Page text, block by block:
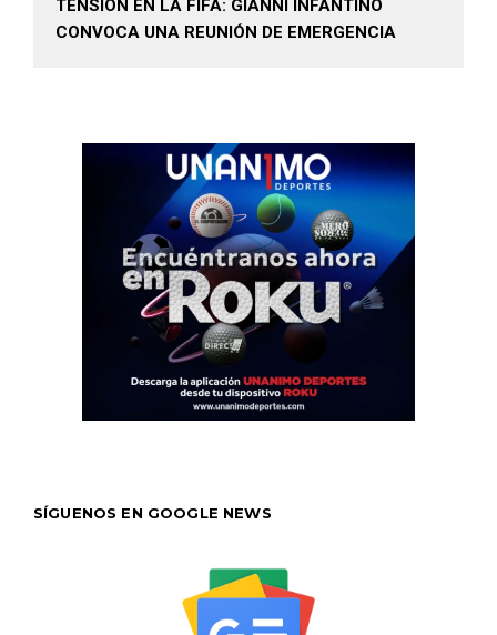
TENSIÓN EN LA FIFA: GIANNI INFANTINO
CONVOCA UNA REUNIÓN DE EMERGENCIA
SÍGUENOS EN GOOGLE NEWS